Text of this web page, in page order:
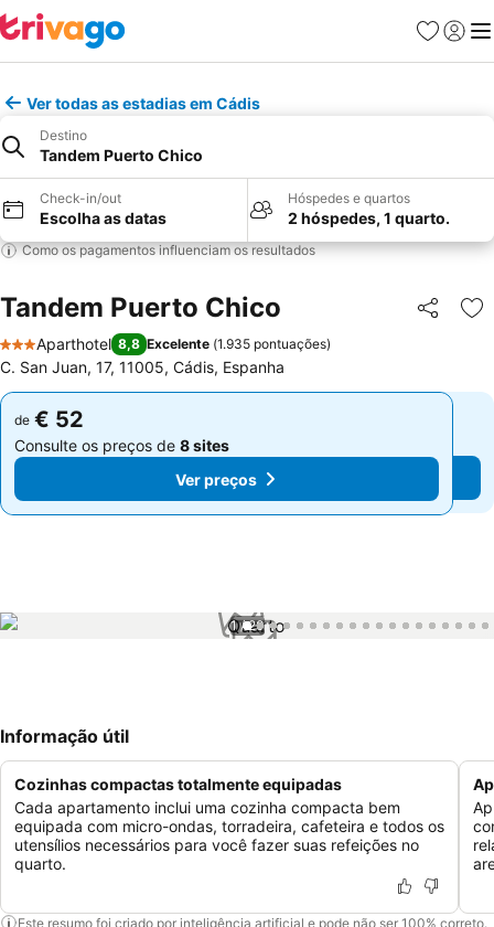
Favoritos
Iniciar
Ver todas as estadias em Cádis
Destino
Tandem Puerto Chico
Check-in/out
Escolha as datas
Hóspedes e quartos
2 hóspedes, 1 quarto.
Como os pagamentos influenciam os resultados
Tandem Puerto Chico Partilhar
3 Estrelas
Aparthotel 8,8 Excelente (1.935 pontuações)
C. San Juan, 17, 11005, Cádis, Espanha
de € 52
Consulte os preços de 8 sites
Ver preços
de € 52
Consulte os preços de 8 sites
Ver preços
1 / 20
Informação útil
Cozinhas compactas totalmente equipadas
Cada apartamento inclui uma cozinha compacta bem
equipada com micro-ondas, torradeira, cafeteira e todos os
utensílios necessários para você fazer suas refeições no
quarto.
Este resumo foi criado por inteligência artificial e pode não ser 100% correto.